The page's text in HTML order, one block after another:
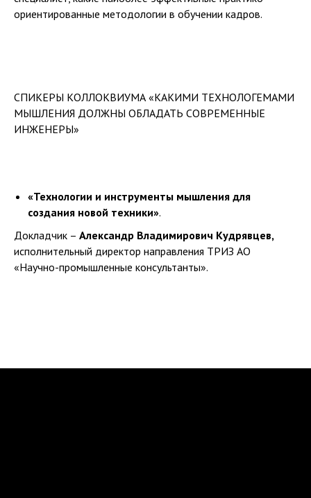
ориентированные методологии в обучении кадров.
СПИКЕРЫ КОЛЛОКВИУМА «КАКИМИ ТЕХНОЛОГЕМАМИ
МЫШЛЕНИЯ ДОЛЖНЫ ОБЛАДАТЬ СОВРЕМЕННЫЕ
ИНЖЕНЕРЫ»
«Технологии и инструменты мышления для
создания новой техники».
Докладчик – Александр Владимирович Кудрявцев,
исполнительный директор направления ТРИЗ АО
«Научно-промышленные консультанты».